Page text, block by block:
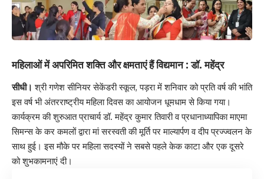
महिलाओं में अपरिमित शक्ति और क्षमताएं हैं विद्यमान : डॉ. महेंद्र
सीधी।श्री गणेश सीनियर सेकेंडरी स्कूल, पड़रा में शनिवार को प्रति वर्ष की भांति
इस वर्ष भीअंतरराष्ट्रीय महिला दिवसका आयोजन धूमधाम से किया गया।
कार्यक्रम की शुरुआत प्राचार्य डॉ. महेंद्र कुमार तिवारी व प्रधानाध्यापिका माएमा
सिमन्स के कर कमलों द्वारा मां सरस्वती की मूर्ति पर माल्यार्पण व दीप प्रज्ज्वलन के
साथ हुई। इस मौके पर महिला सदस्यों ने सबसे पहले केक काटा और एक दूसरे
को शुभकामनाएं दी।